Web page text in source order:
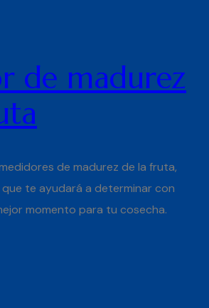
de madurez
de madurez de la fruta,
te ayudará a determinar con
momento para tu cosecha.